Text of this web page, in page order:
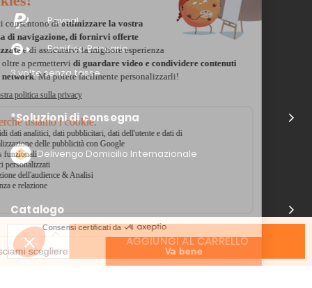
AGGIUNGI AL CARRELLO
Paypal
Bonifico Bancario
3 volte senza tasse
*Soluzioni di consegna
Delivengo Domicilio Internazionale
Catalogo